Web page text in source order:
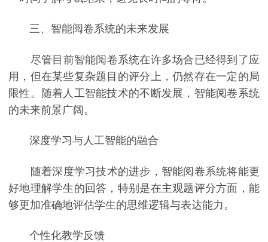
三、智能阅卷系统的未来发展
尽管目前智能阅卷系统在许多场合已经得到了应
用，但在某些复杂题目的评分上，仍然存在一定的局
限性。随着人工智能技术的不断发展，智能阅卷系统
的未来前景广阔。
深度学习与人工智能的融合
随着深度学习技术的进步，智能阅卷系统将能更
好地理解学生的回答，特别是在主观题评分方面，能
够更加准确地评估学生的思维逻辑与表达能力。
个性化教学反馈